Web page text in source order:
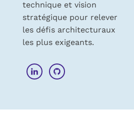
technique et vision
stratégique pour relever
les défis architecturaux
les plus exigeants.